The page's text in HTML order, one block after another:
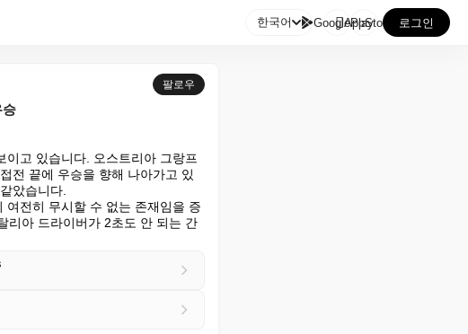
한국어 GooglePlay
AppStore 로그인
팔로우
고 있습니다. 오스트리아 그랑프
전 끝에 우승을 향해 나아가고 있
았습니다.
여전히 무시할 수 없는 존재임을 증
리아 드라이버가 2초도 안 되는 간